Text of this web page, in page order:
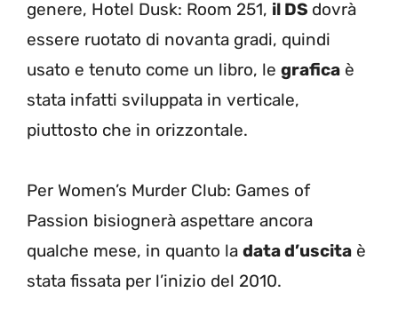
genere, Hotel Dusk: Room 251, il DS dovrà
essere ruotato di novanta gradi, quindi
usato e tenuto come un libro, le grafica è
stata infatti sviluppata in verticale,
piuttosto che in orizzontale.
Per Women’s Murder Club: Games of
Passion bisiognerà aspettare ancora
qualche mese, in quanto la data d’uscita è
stata fissata per l’inizio del 2010.